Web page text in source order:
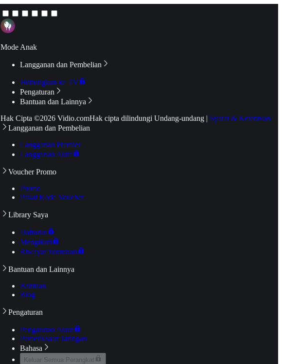
Mode Anak
Langganan dan Pembelian
Hubungkan ke TV
Pengaturan
Bantuan dan Lainnya
Hak Cipta ©2026 Vidio.comHak cipta dilindungi Undang-undang | Syarat & Ketentuan
Langganan dan Pembelian
Langganan Premier
Langganan Aktif
Voucher Promo
Promo
Pakai Kode Voucher
Library Saya
Daftarku
Mengikuti
Riwayat Tontonan
Bantuan dan Lainnya
Bantuan
Blog
Pengaturan
Pengaturan Akun
Pemeriksaan Jaringan
Bahasa
Keluar Semua Perangkat